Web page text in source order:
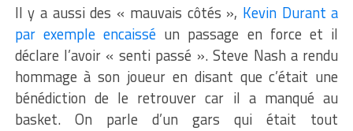
Il y a aussi des « mauvais côtés », Kevin Durant a
par exemple encaissé un passage en force et il
déclare l’avoir « senti passé ». Steve Nash a rendu
hommage à son joueur en disant que c’était une
bénédiction de le retrouver car il a manqué au
basket. On parle d’un gars qui était tout